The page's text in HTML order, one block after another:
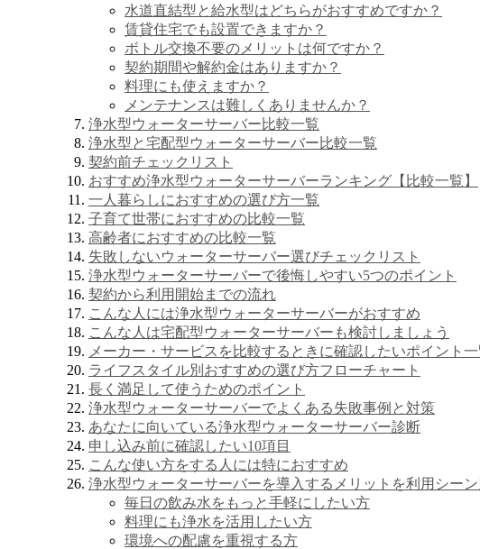
水道直結型と給水型はどちらがおすすめですか？
賃貸住宅でも設置できますか？
ボトル交換不要のメリットは何ですか？
契約期間や解約金はありますか？
料理にも使えますか？
メンテナンスは難しくありませんか？
浄水型ウォーターサーバー比較一覧
浄水型と宅配型ウォーターサーバー比較一覧
契約前チェックリスト
おすすめ浄水型ウォーターサーバーランキング【比較一覧】
一人暮らしにおすすめの選び方一覧
子育て世帯におすすめの比較一覧
高齢者におすすめの比較一覧
失敗しないウォーターサーバー選びチェックリスト
浄水型ウォーターサーバーで後悔しやすい5つのポイント
契約から利用開始までの流れ
こんな人には浄水型ウォーターサーバーがおすすめ
こんな人は宅配型ウォーターサーバーも検討しましょう
メーカー・サービスを比較するときに確認したいポイント一
ライフスタイル別おすすめの選び方フローチャート
長く満足して使うためのポイント
浄水型ウォーターサーバーでよくある失敗事例と対策
あなたに向いている浄水型ウォーターサーバー診断
申し込み前に確認したい10項目
こんな使い方をする人には特におすすめ
浄水型ウォーターサーバーを導入するメリットを利用シー
毎日の飲み水をもっと手軽にしたい方
料理にも浄水を活用したい方
環境への配慮を重視する方